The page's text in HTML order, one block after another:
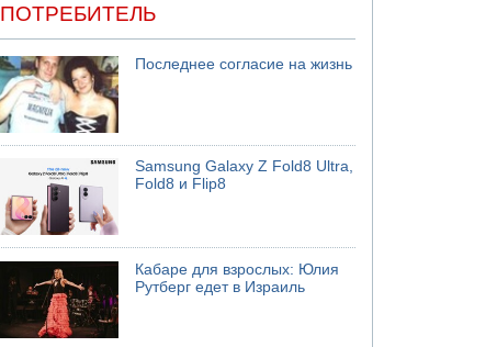
ПОТРЕБИТЕЛЬ
Последнее согласие на жизнь
Samsung Galaxy Z Fold8 Ultra,
Fold8 и Flip8
Кабаре для взрослых: Юлия
Рутберг едет в Израиль